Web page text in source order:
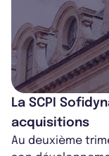
La SCPI
acquisitions
Au deuxième